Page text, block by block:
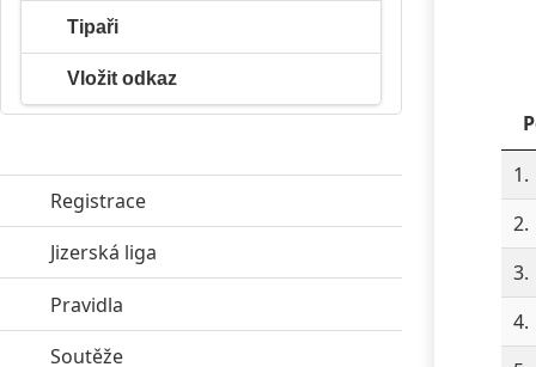
1.
2.
3.
4.
Tipaři
Vložit odkaz
Registrace
Jizerská liga
Pravidla
Soutěže